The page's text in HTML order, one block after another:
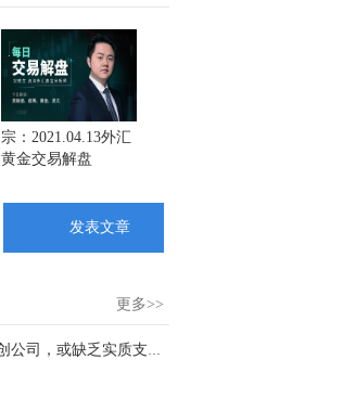
金十数据8月8日讯，美国联邦航空局7日通报，一架重型直升机当天在犹他州灭火时坠毁，机上两人生死未卜。另外，在俄勒冈州，一名推土机操作员在野火中丧生。（央视新闻）
宗：2021.04.13外汇
黄金交易解盘
发表文章
更多>>
​亚辉龙牵手仅四个月初创公司，或缺乏实质支撑的商业